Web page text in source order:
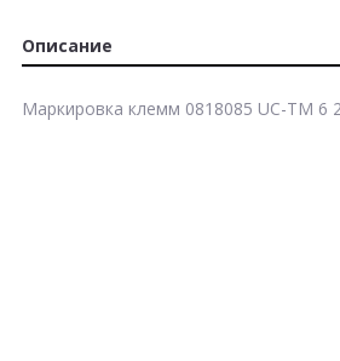
Описание
Маркировка клемм 0818085 UC-TM 6